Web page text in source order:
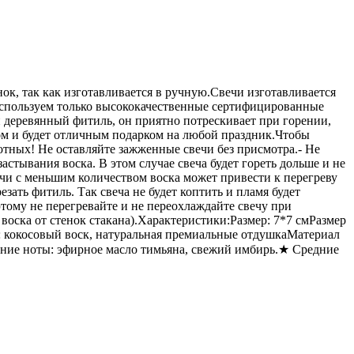
так как изготавливается в ручную.Свечи изготавливается
только высококачественные сертифицированные
фитиль, он приятно потрескивает при горении,
и будет отличным подарком на любой праздник.Чтобы
Не оставляйте зажженные свечи без присмотра.- Не
воска. В этом случае свеча будет гореть дольше и не
с меньшим количеством воска может привести к перегреву
фитиль. Так свеча не будет коптить и пламя будет
не перегревайте и не переохлаждайте свечу при
от стенок стакана).Характеристики:Размер: 7*7 смРазмер
воск, натуральная премиальные отдушкаМатериал
ноты: эфирное масло тимьяна, свежий имбирь.★ Средние